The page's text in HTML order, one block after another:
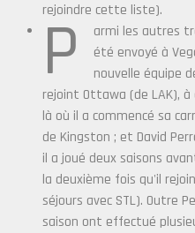
rejoindre cette liste).
P
armi les autres
été envoyé à
nouvelle équipe
rejoint Ottawa (de LAK),
là où il a commencé sa
de Kingston ; et David
il a joué deux saisons
la deuxième fois qu'il
séjours avec STL). Outre
saison ont effectué